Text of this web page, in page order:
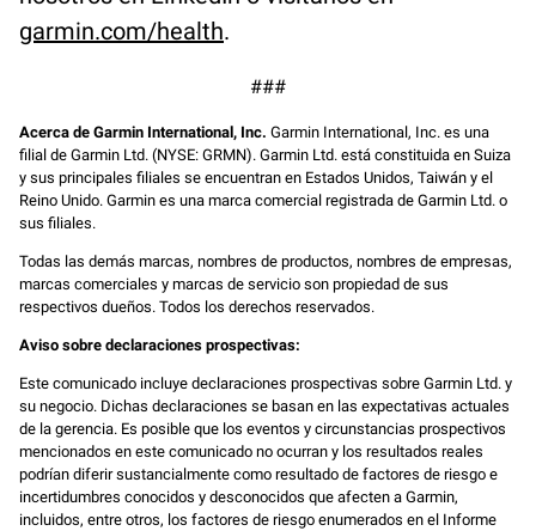
garmin.com/health.
###
Acerca de Garmin International, Inc. Garmin International, Inc. es una
filial de Garmin Ltd. (NYSE: GRMN). Garmin Ltd. está constituida en Suiza
y sus principales filiales se encuentran en Estados Unidos, Taiwán y el
Reino Unido. Garmin es una marca comercial registrada de Garmin Ltd. o
sus filiales.
Todas las demás marcas, nombres de productos, nombres de empresas,
marcas comerciales y marcas de servicio son propiedad de sus
respectivos dueños. Todos los derechos reservados.
Aviso sobre declaraciones prospectivas:
Este comunicado incluye declaraciones prospectivas sobre Garmin Ltd. y
su negocio. Dichas declaraciones se basan en las expectativas actuales
de la gerencia. Es posible que los eventos y circunstancias prospectivos
mencionados en este comunicado no ocurran y los resultados reales
podrían diferir sustancialmente como resultado de factores de riesgo e
incertidumbres conocidos y desconocidos que afecten a Garmin,
incluidos, entre otros, los factores de riesgo enumerados en el Informe